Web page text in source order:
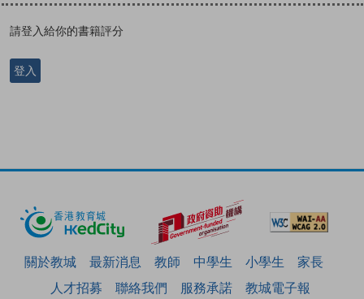
請登入給你的書籍評分
登入
關於教城 最新消息 教師 中學生 小學生
家長
人才招募
聯絡我們 服務承諾 教城電子報